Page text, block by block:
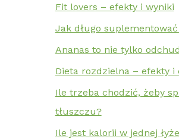
Fit lovers – efekty i wyniki
Jak długo
Ananas to nie tylko
Dieta rozdzielna – efekty i
Ile trzeba chodzić, żeby
tłuszczu?
Ile jest kalorii w jednej